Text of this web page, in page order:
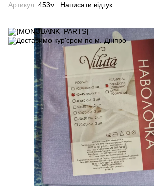
Артикул: 453v Написати відгук